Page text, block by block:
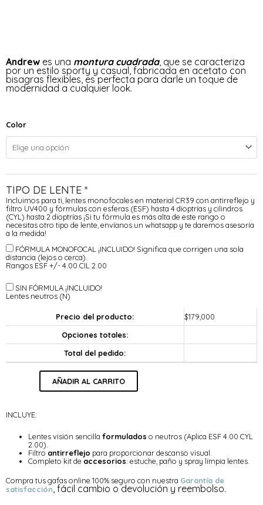
Andrew es una montura cuadrada, que se caracteriza
por un estilo sporty y casual, fabricada en acetato con
bisagras flexibles, es perfecta para darle un toque de
modernidad a cualquier look.
Color
TIPO DE LENTE *
Incluimos para ti, lentes monofocales en material CR39 con antirreflejo y
filtro UV400 y fórmulas con esferas (ESF) hasta 4 dioptrías y cilindros
(CYL) hasta 2 dioptrías ¡Si tu fórmula es más alta de este rango o
necesitas otro tipo de lente, envíanos un whatsapp y te daremos asesoría
a la medida!
FÓRMULA MONOFOCAL ¡INCLUIDO! Significa que corrigen una sola
distancia (lejos o cerca).
Rangos ESF +/- 4.00 CIL 2.00
SIN FÓRMULA ¡INCLUIDO!
Lentes neutros (N)
Precio del producto: $179,000
Opciones totales:
Total del pedido:
AÑADIR AL CARRITO
INCLUYE:
Lentes visión sencillaformulados o neutros (Aplica ESF 4.00 CYL
2.00).
Filtro antirreflejo para proporcionar descanso visual.
Completo kit de accesorios: estuche, paño y spray limpia lentes.
Compra tus gafas online 100% seguro con nuestra Garantía de
satisfacción , fácil cambio o devolución y reembolso.